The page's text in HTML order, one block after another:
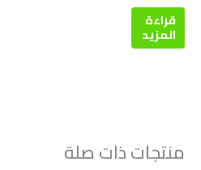
قراءة
المزيد
منتجات ذات صلة